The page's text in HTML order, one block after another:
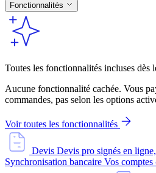
Fonctionnalités
Toutes les fonctionnalités incluses dès
Aucune fonctionnalité cachée. Vous
commandes, pas selon les options
Voir toutes les fonctionnalités
Devis Devis pro signés en
Synchronisation bancaire Vos comptes